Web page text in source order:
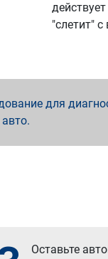
"слетит"
для
Оставьте